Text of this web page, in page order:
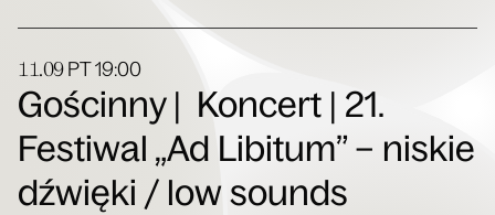
11.09 PT 19:00
Gościnny | Koncert | 21.
Festiwal „Ad Libitum” – niskie
dźwięki / low sounds